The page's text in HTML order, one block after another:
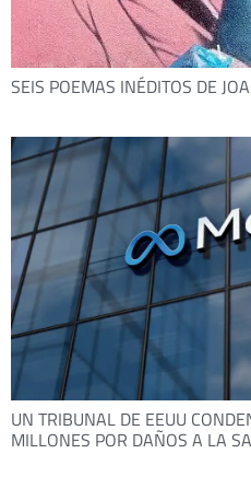
SEIS POEMAS INÉDITOS DE
UN TRIBUNAL DE EEUU
MILLONES POR DAÑOS A LA